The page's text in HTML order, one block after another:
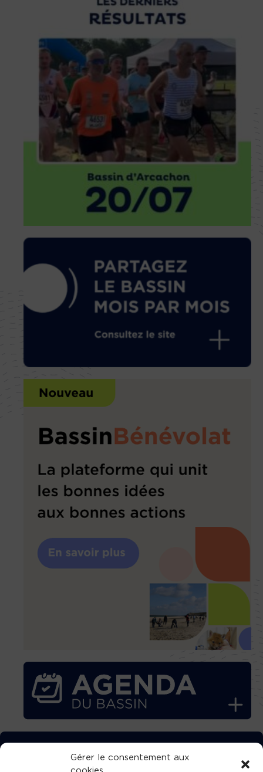
Gérer le consentement aux
TÉLÉCHARGEZ GRATUITEMENT